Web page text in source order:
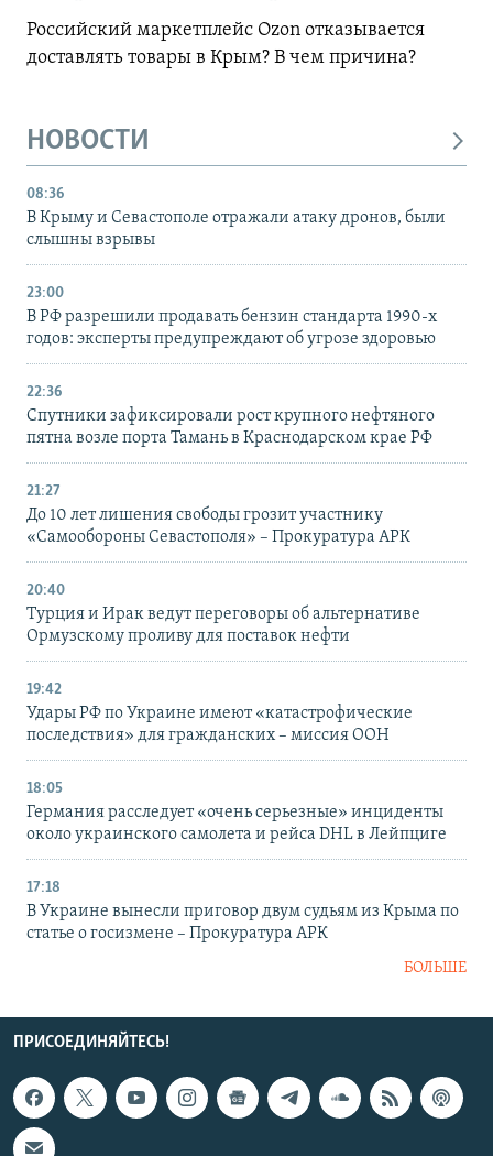
Российский маркетплейс Ozon отказывается
доставлять товары в Крым? В чем причина?
НОВОСТИ
08:36
В Крыму и Севастополе отражали атаку дронов, были
слышны взрывы
23:00
В РФ разрешили продавать бензин стандарта 1990-х
годов: эксперты предупреждают об угрозе здоровью
22:36
Спутники зафиксировали рост крупного нефтяного
пятна возле порта Тамань в Краснодарском крае РФ
21:27
До 10 лет лишения свободы грозит участнику
«Самообороны Севастополя» – Прокуратура АРК
20:40
Турция и Ирак ведут переговоры об альтернативе
Ормузскому проливу для поставок нефти
19:42
Удары РФ по Украине имеют «катастрофические
последствия» для гражданских – миссия ООН
18:05
Германия расследует «очень серьезные» инциденты
около украинского самолета и рейса DHL в Лейпциге
17:18
В Украине вынесли приговор двум судьям из Крыма по
статье о госизмене – Прокуратура АРК
БОЛЬШЕ
ПРИСОЕДИНЯЙТЕСЬ!